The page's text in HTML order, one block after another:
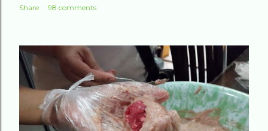
Share 98 comments